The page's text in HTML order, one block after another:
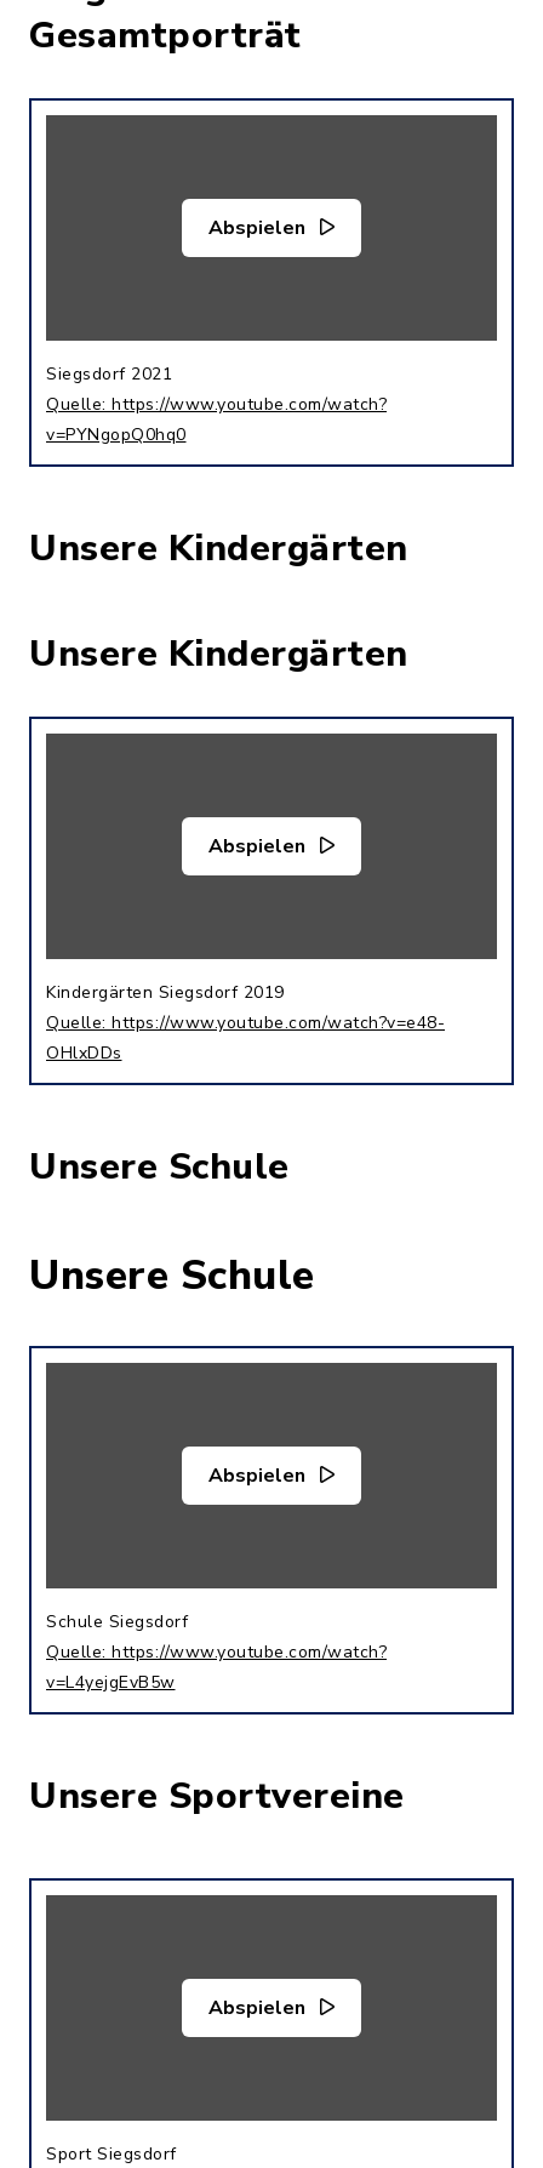
Gesamtporträt
Abspielen
Siegsdorf 2021
Quelle: https://www.youtube.com/watch?
v=PYNgopQ0hq0
Unsere Kindergärten
Unsere Kindergärten
Abspielen
Kindergärten Siegsdorf 2019
Quelle: https://www.youtube.com/watch?v=e48-
OHlxDDs
Unsere Schule
Unsere Schule
Abspielen
Schule Siegsdorf
Quelle: https://www.youtube.com/watch?
v=L4yejgEvB5w
Unsere Sportvereine
Abspielen
Sport Siegsdorf